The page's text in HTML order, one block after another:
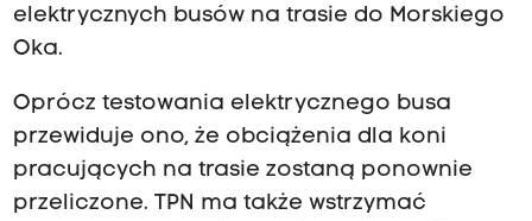
elektrycznych busów na trasie do Morskiego
Oka.
Oprócz testowania elektrycznego busa
przewiduje ono, że obciążenia dla koni
pracujących na trasie zostaną ponownie
przeliczone. TPN ma także wstrzymać